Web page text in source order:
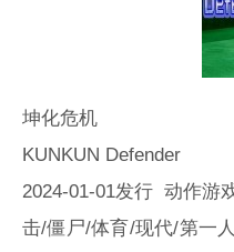
坤化危机
KUNKUN Defender
2024-01-01发行 动作游
击/僵尸/体育/现代/第一